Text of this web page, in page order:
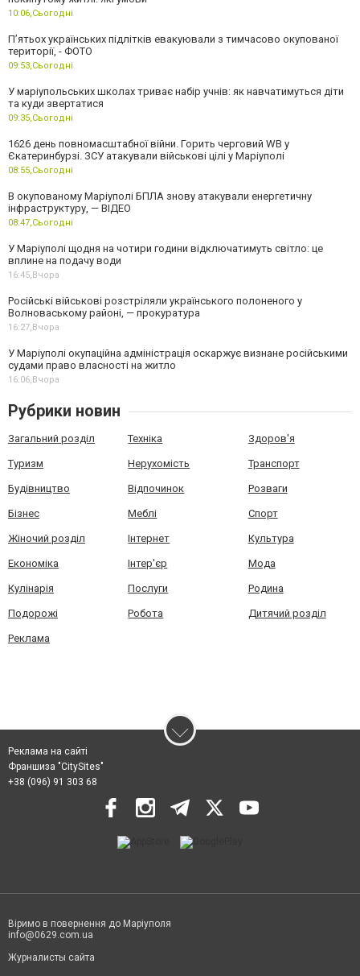
10:06,Сьогодні
П’ятьох українських підлітків евакуювали з тимчасово окупованої
території, - ФОТО
09:53,Сьогодні
У маріупольських школах триває набір учнів: як навчатимуться діти
та куди звертатися
09:35,Сьогодні
1626 день повномасштабної війни. Горить черговий WB у
Єкатеринбурзі. ЗСУ атакували військові цілі у Маріуполі
08:55,Сьогодні
В окупованому Маріуполі БПЛА знову атакували енергетичну
інфраструктуру, — ВІДЕО
08:47,Сьогодні
У Маріуполі щодня на чотири години відключатимуть світло: це
вплине на подачу води
16:45,Вчора
Російські військові розстріляли українського полоненого у
Волноваському районі, — прокуратура
16:27,Вчора
У Маріуполі окупаційна адміністрація оскаржує визнане російськими
судами право власності на житло
16:06,Вчора
Рубрики новин
Загальний розділ Техніка Здоров'я
Туризм Нерухомість Транспорт
Будівництво Відпочинок Розваги
Бізнес Меблі Спорт
Жіночий розділ Інтернет Культура
Економіка Інтер'єр Мода
Кулінарія Послуги Родина
Подорожі Робота Дитячий розділ
Реклама
Реклама на сайті
Франшиза "CitySites"
+38 (096) 91 303 68
Віримо в повернення до Маріуполя
info@0629.com.ua
Журналисты сайта